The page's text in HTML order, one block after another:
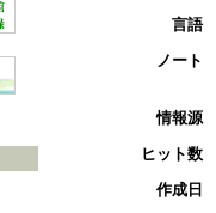
言語
ノート
情報源
ヒット数
作成日